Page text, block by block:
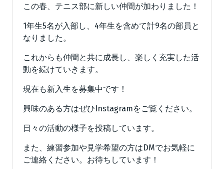
この春、テニス部に新しい仲間が加わりました！
1年生5名が入部し、4年生を含めて計9名の部員と
なりました。
これからも仲間と共に成長し、楽しく充実した活
動を続けていきます。
現在も新入生を募集中です！
興味のある方はぜひInstagramをご覧ください。
日々の活動の様子を投稿しています。
また、練習参加や見学希望の方はDMでお気軽に
ご連絡ください。お待ちしています！